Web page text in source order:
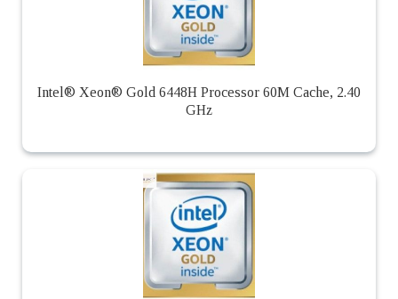
Intel® Xeon® Gold 6448H Processor 60M Cache, 2.40
GHz